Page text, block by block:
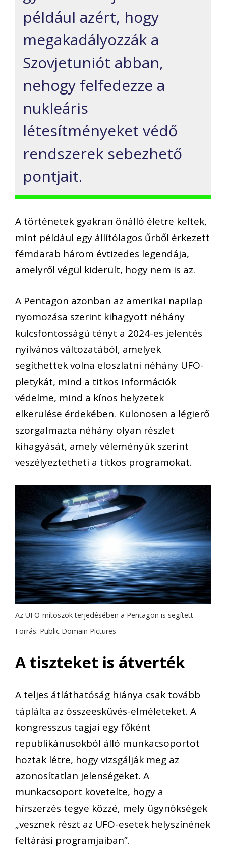
például azért, hogy
megakadályozzák a
Szovjetuniót abban,
nehogy felfedezze a
nukleáris
létesítményeket védő
rendszerek sebezhető
pontjait.
A történetek gyakran önálló életre keltek,
mint például egy állítólagos űrből érkezett
fémdarab három évtizedes legendája,
amelyről végül kiderült, hogy nem is az.
A Pentagon azonban az amerikai napilap
nyomozása szerint kihagyott néhány
kulcsfontosságú tényt a 2024-es jelentés
nyilvános változatából, amelyek
segíthettek volna eloszlatni néhány UFO-
pletykát, mind a titkos információk
védelme, mind a kínos helyzetek
elkerülése érdekében. Különösen a légierő
szorgalmazta néhány olyan részlet
kihagyását, amely véleményük szerint
veszélyeztetheti a titkos programokat.
Az UFO-mítoszok terjedésében a Pentagon is segített
Forrás: Public Domain Pictures
A tiszteket is átverték
A teljes átláthatóság hiánya csak tovább
táplálta az összeesküvés-elméleteket. A
kongresszus tagjai egy főként
republikánusokból álló munkacsoportot
hoztak létre, hogy vizsgálják meg az
azonosítatlan jelenségeket. A
munkacsoport követelte, hogy a
hírszerzés tegye közzé, mely ügynökségek
„vesznek részt az UFO-esetek helyszínének
feltárási programjaiban”.